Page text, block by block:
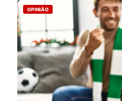
OPINIÃO